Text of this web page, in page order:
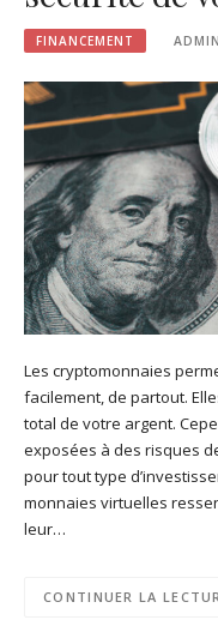
FINANCEMENT ADMIN
Les cryptomonnaies
facilement, de partout.
total de votre argent.
exposées à des risques
pour tout type
monnaies virtuelles
leur…
CONTINUER LA